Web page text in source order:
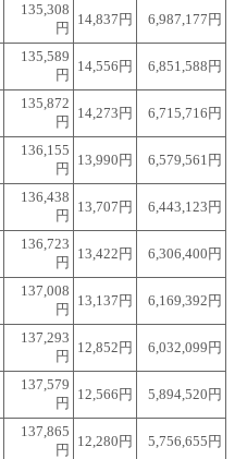
135,308
円
14,837円 6,987,177円
135,589
円
14,556円 6,851,588円
135,872
円
14,273円 6,715,716円
136,155
円
13,990円 6,579,561円
136,438
円
13,707円 6,443,123円
136,723
円
13,422円 6,306,400円
137,008
円
13,137円 6,169,392円
137,293
円
12,852円 6,032,099円
137,579
円
12,566円 5,894,520円
137,865
円
12,280円 5,756,655円